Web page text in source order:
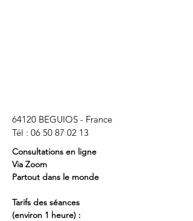
64120 BEGUIOS - France
Tél : 06 50 87 02 13
Consultations en ligne
Via Zoom
Partout dans le monde
Tarifs des séances
(environ 1 heure) :